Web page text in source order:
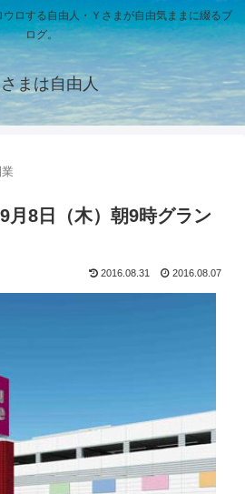
ロする自由人・Ｙさまが自由気ままに綴るブ
ログ。
さまは自由人
月8日（木）朝9時グラン
2016.08.31 2016.08.07